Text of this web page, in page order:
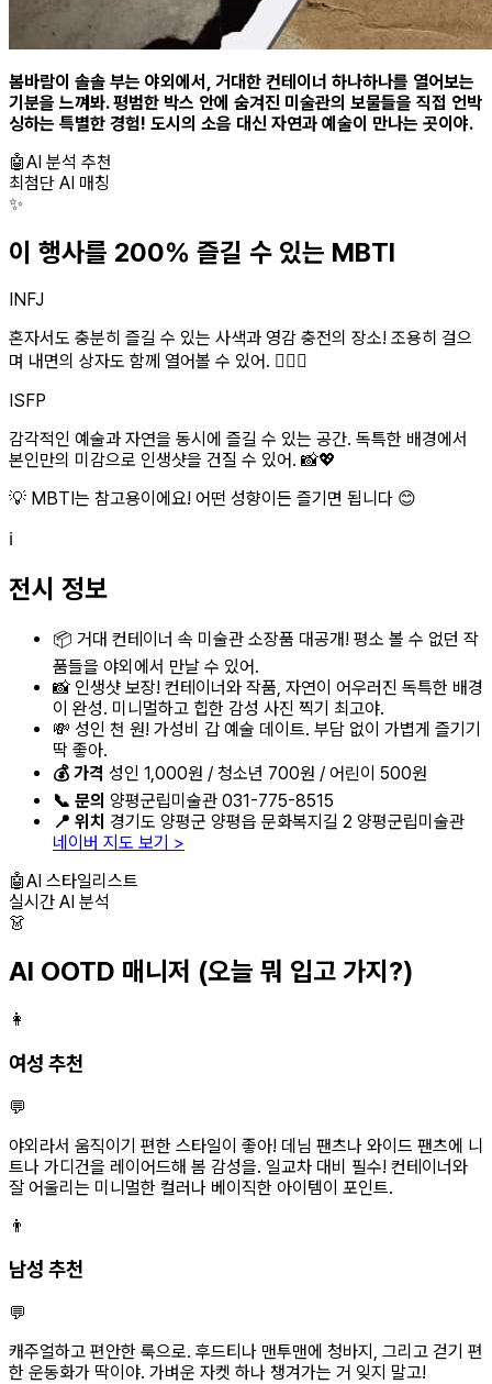
봄바람이 솔솔 부는 야외에서, 거대한 컨테이너 하나하나를 열어보는
기분을 느껴봐. 평범한 박스 안에 숨겨진 미술관의 보물들을 직접 언박
싱하는 특별한 경험! 도시의 소음 대신 자연과 예술이 만나는 곳이야.
🤖AI 분석 추천
최첨단 AI 매칭
✨
이 행사를 200% 즐길 수 있는 MBTI
INFJ
혼자서도 충분히 즐길 수 있는 사색과 영감 충전의 장소! 조용히 걸으
며 내면의 상자도 함께 열어볼 수 있어. 🧘‍♀️✨
ISFP
감각적인 예술과 자연을 동시에 즐길 수 있는 공간. 독특한 배경에서
본인만의 미감으로 인생샷을 건질 수 있어. 📸💖
💡 MBTI는 참고용이에요! 어떤 성향이든 즐기면 됩니다 😊
ℹ️
전시 정보
📦 거대 컨테이너 속 미술관 소장품 대공개! 평소 볼 수 없던 작
품들을 야외에서 만날 수 있어.
📸 인생샷 보장! 컨테이너와 작품, 자연이 어우러진 독특한 배경
이 완성. 미니멀하고 힙한 감성 사진 찍기 최고야.
💸 성인 천 원! 가성비 갑 예술 데이트. 부담 없이 가볍게 즐기기
딱 좋아.
💰 가격 성인 1,000원 / 청소년 700원 / 어린이 500원
📞 문의 양평군립미술관 031-775-8515
📍 위치 경기도 양평군 양평읍 문화복지길 2 양평군립미술관
네이버 지도 보기 >
🤖AI 스타일리스트
실시간 AI 분석
👗
AI OOTD 매니저 (오늘 뭐 입고 가지?)
👩
여성 추천
💬
야외라서 움직이기 편한 스타일이 좋아! 데님 팬츠나 와이드 팬츠에 니
트나 가디건을 레이어드해 봄 감성을. 일교차 대비 필수! 컨테이너와
잘 어울리는 미니멀한 컬러나 베이직한 아이템이 포인트.
👨
남성 추천
💬
캐주얼하고 편안한 룩으로. 후드티나 맨투맨에 청바지, 그리고 걷기 편
한 운동화가 딱이야. 가벼운 자켓 하나 챙겨가는 거 잊지 말고!